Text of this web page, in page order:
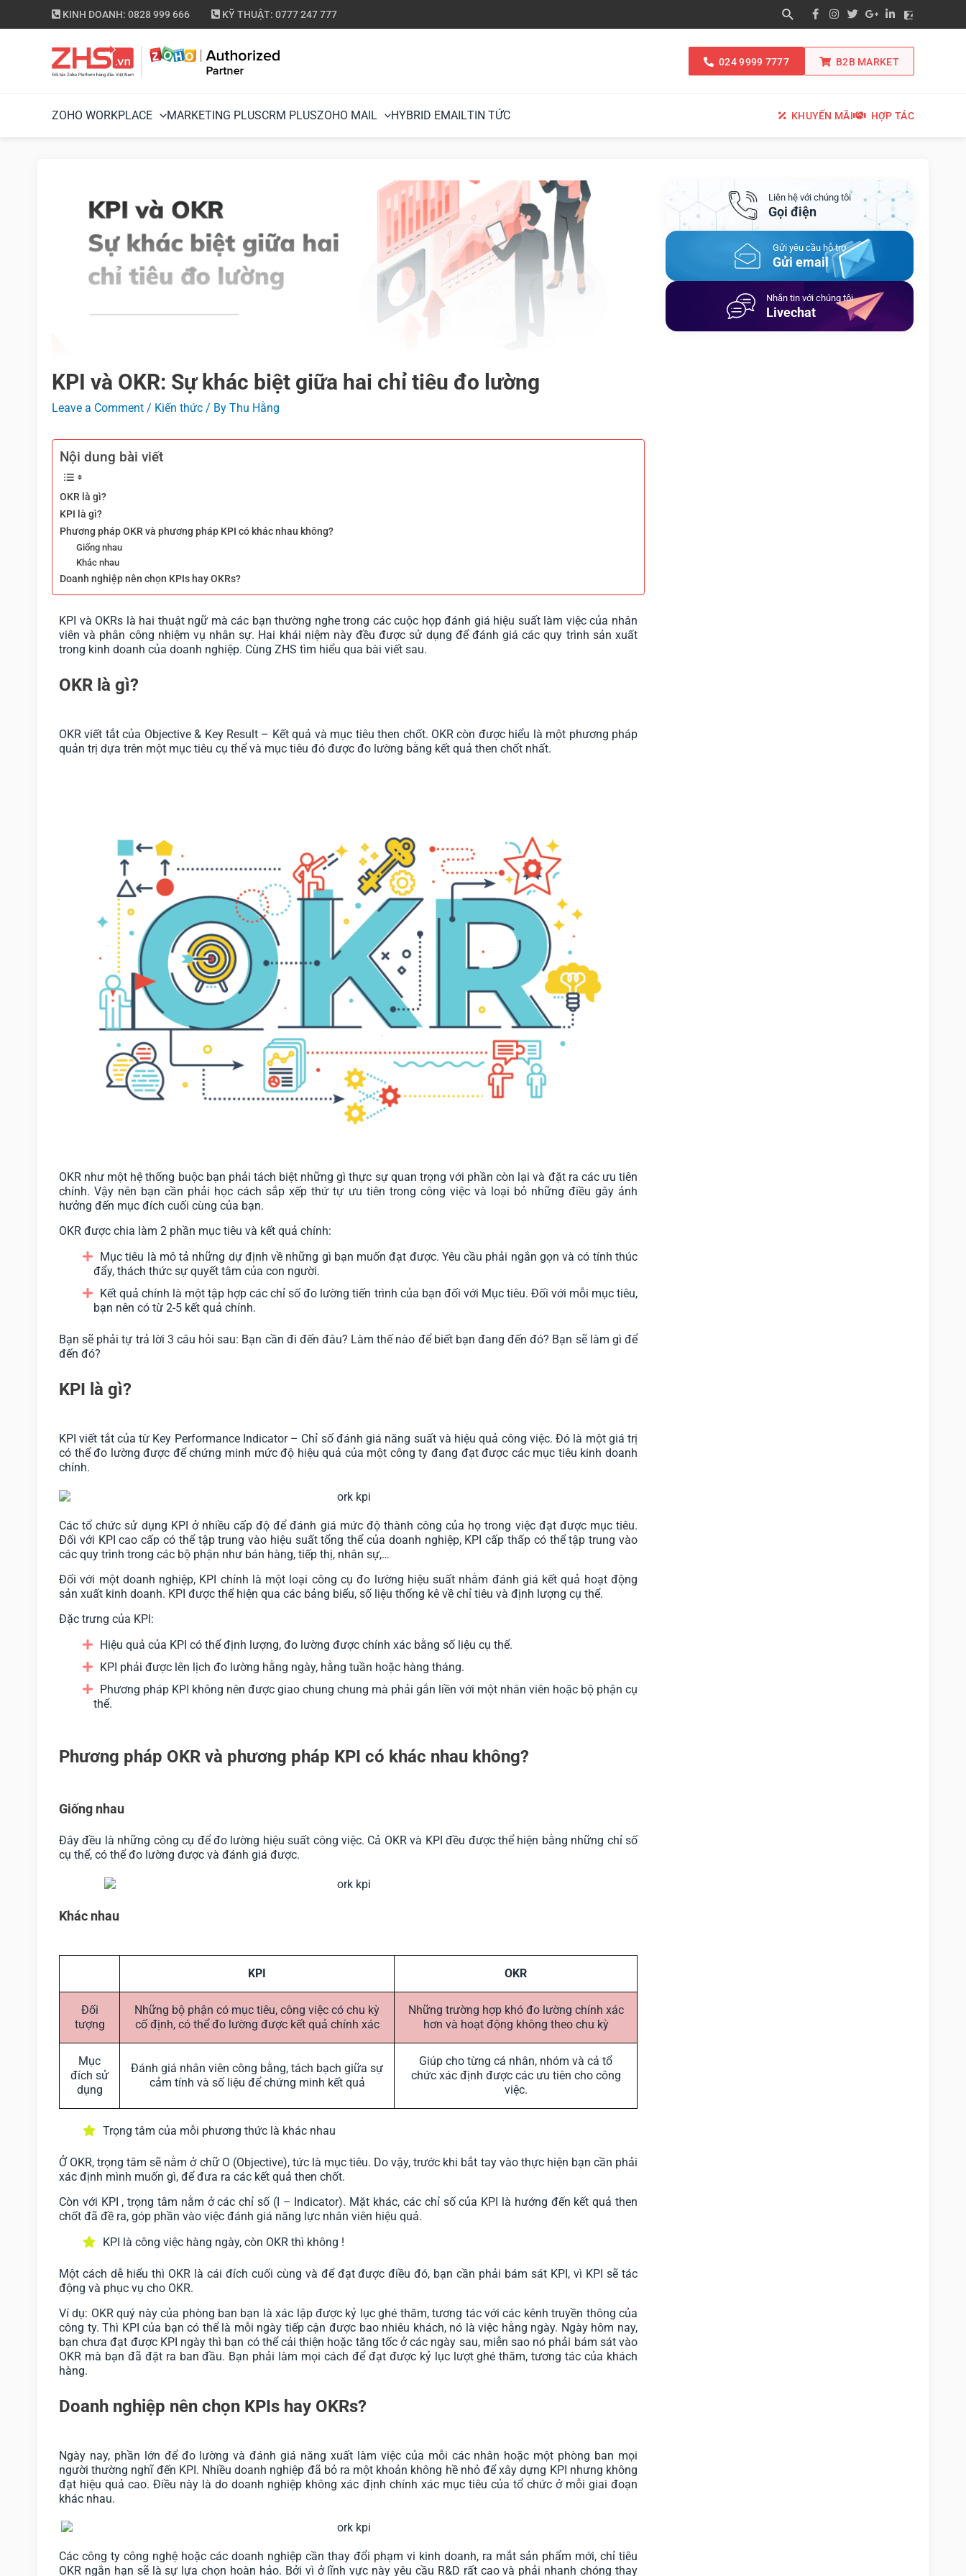
KINH DOANH: 0828 999 666 KỸ THUẬT: 0777 247 777
024 9999 7777 B2B MARKET
ZOHO WORKPLACE MARKETING PLUSCRM PLUSZOHO MAIL HYBRID EMAILTIN TỨC KHUYẾN MÃI HỢP TÁC
KPI và OKR: Sự khác biệt giữa hai chỉ tiêu đo lường
Leave a Comment / Kiến thức / By Thu Hằng
Nội dung bài viết
OKR là gì?
KPI là gì?
Phương pháp OKR và phương pháp KPI có khác nhau không?
Giống nhau
Khác nhau
Doanh nghiệp nên chọn KPIs hay OKRs?
KPI và OKRs là hai thuật ngữ mà các bạn thường nghe trong các cuộc họp đánh giá hiệu suất làm việc của nhân
viên và phân công nhiệm vụ nhân sự. Hai khái niệm này đều được sử dụng để đánh giá các quy trình sản xuất
trong kinh doanh của doanh nghiệp. Cùng ZHS tìm hiểu qua bài viết sau.
OKR là gì?
OKR viết tắt của Objective & Key Result – Kết quả và mục tiêu then chốt. OKR còn được hiểu là một phương pháp
quản trị dựa trên một mục tiêu cụ thể và mục tiêu đó được đo lường bằng kết quả then chốt nhất.
OKR như một hệ thống buộc bạn phải tách biệt những gì thực sự quan trọng với phần còn lại và đặt ra các ưu tiên
chính. Vậy nên bạn cần phải học cách sắp xếp thứ tự ưu tiên trong công việc và loại bỏ những điều gây ảnh
hưởng đến mục đích cuối cùng của bạn.
OKR được chia làm 2 phần mục tiêu và kết quả chính:
Mục tiêu là mô tả những dự định về những gì bạn muốn đạt được. Yêu cầu phải ngắn gọn và có tính thúc
đẩy, thách thức sự quyết tâm của con người.
Kết quả chính là một tập hợp các chỉ số đo lường tiến trình của bạn đối với Mục tiêu. Đối với mỗi mục tiêu,
bạn nên có từ 2-5 kết quả chính.
Bạn sẽ phải tự trả lời 3 câu hỏi sau: Bạn cần đi đến đâu? Làm thế nào để biết bạn đang đến đó? Bạn sẽ làm gì để
đến đó?
KPI là gì?
KPI viết tắt của từ Key Performance Indicator – Chỉ số đánh giá năng suất và hiệu quả công việc. Đó là một giá trị
có thể đo lường được để chứng minh mức độ hiệu quả của một công ty đang đạt được các mục tiêu kinh doanh
chính.
Các tổ chức sử dụng KPI ở nhiều cấp độ để đánh giá mức độ thành công của họ trong việc đạt được mục tiêu.
Đối với KPI cao cấp có thể tập trung vào hiệu suất tổng thể của doanh nghiệp, KPI cấp thấp có thể tập trung vào
các quy trình trong các bộ phận như bán hàng, tiếp thị, nhân sự,…
Đối với một doanh nghiệp, KPI chính là một loại công cụ đo lường hiệu suất nhằm đánh giá kết quả hoạt động
sản xuất kinh doanh. KPI được thể hiện qua các bảng biểu, số liệu thống kê về chỉ tiêu và định lượng cụ thể.
Đặc trưng của KPI:
Hiệu quả của KPI có thể định lượng, đo lường được chính xác bằng số liệu cụ thể.
KPI phải được lên lịch đo lường hằng ngày, hằng tuần hoặc hàng tháng.
Phương pháp KPI không nên được giao chung chung mà phải gắn liền với một nhân viên hoặc bộ phận cụ
thể.
Phương pháp OKR và phương pháp KPI có khác nhau không?
Giống nhau
Đây đều là những công cụ để đo lường hiệu suất công việc. Cả OKR và KPI đều được thể hiện bằng những chỉ số
cụ thể, có thể đo lường được và đánh giá được.
Khác nhau
KPI OKR
Đối
tượng
Những bộ phận có mục tiêu, công việc có chu kỳ
cố định, có thể đo lường được kết quả chính xác
Những trường hợp khó đo lường chính xác
hơn và hoạt động không theo chu kỳ
Mục
đích sử
dụng
Đánh giá nhân viên công bằng, tách bạch giữa sự
cảm tính và số liệu để chứng minh kết quả
Giúp cho từng cá nhân, nhóm và cả tổ
chức xác định được các ưu tiên cho công
việc.
Trọng tâm của mỗi phương thức là khác nhau
Ở OKR, trọng tâm sẽ nằm ở chữ O (Objective), tức là mục tiêu. Do vậy, trước khi bắt tay vào thực hiện bạn cần phải
xác định mình muốn gì, để đưa ra các kết quả then chốt.
Còn với KPI , trọng tâm nằm ở các chỉ số (I – Indicator). Mặt khác, các chỉ số của KPI là hướng đến kết quả then
chốt đã đề ra, góp phần vào việc đánh giá năng lực nhân viên hiệu quả.
KPI là công việc hàng ngày, còn OKR thì không !
Một cách dễ hiểu thì OKR là cái đích cuối cùng và để đạt được điều đó, bạn cần phải bám sát KPI, vì KPI sẽ tác
động và phục vụ cho OKR.
Ví dụ: OKR quý này của phòng ban bạn là xác lập được kỷ lục ghé thăm, tương tác với các kênh truyền thông của
công ty. Thì KPI của bạn có thể là mỗi ngày tiếp cận được bao nhiêu khách, nó là việc hằng ngày. Ngày hôm nay,
bạn chưa đạt được KPI ngày thì bạn có thể cải thiện hoặc tăng tốc ở các ngày sau, miễn sao nó phải bám sát vào
OKR mà bạn đã đặt ra ban đầu. Bạn phải làm mọi cách để đạt được kỷ lục lượt ghé thăm, tương tác của khách
hàng.
Doanh nghiệp nên chọn KPIs hay OKRs?
Ngày nay, phần lớn để đo lường và đánh giá năng xuất làm việc của mỗi các nhân hoặc một phòng ban mọi
người thường nghĩ đến KPI. Nhiều doanh nghiệp đã bỏ ra một khoản không hề nhỏ để xây dựng KPI nhưng không
đạt hiệu quả cao. Điều này là do doanh nghiệp không xác định chính xác mục tiêu của tổ chức ở mỗi giai đoạn
khác nhau.
Các công ty công nghệ hoặc các doanh nghiệp cần thay đổi phạm vi kinh doanh, ra mắt sản phẩm mới, chỉ tiêu
OKR ngắn hạn sẽ là sự lựa chọn hoàn hảo. Bởi vì ở lĩnh vực này yêu cầu R&D rất cao và phải nhanh chóng thay
Liên hệ với chúng tôi
Gọi điện
Gửi yêu cầu hỗ trợ
Gửi email
Nhắn tin với chúng tôi
Livechat